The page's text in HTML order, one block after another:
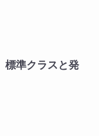
標準クラスと発